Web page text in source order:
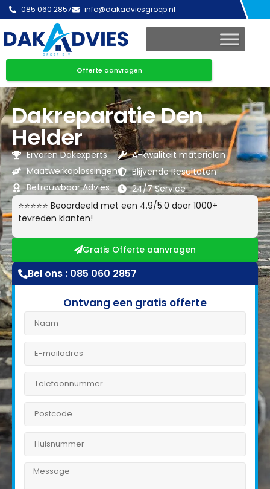
085 060 2857 info@dakadviesgroep.nl
Offerte aanvragen
Dakreparatie Den
Helder
Ervaren Dakexperts
Maatwerkoplossingen
Betrouwbaar Advies
A-kwaliteit materialen
Blijvende Resultaten
24/7 Service
⭐⭐⭐⭐⭐ Beoordeeld met een 4.9/5.0 door 1000+
tevreden klanten!
Gratis Offerte aanvragen
Bel ons : 085 060 2857
Ontvang een gratis offerte